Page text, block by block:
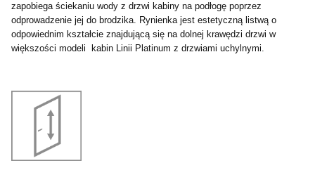
zapobiega ściekaniu wody z drzwi kabiny na podłogę poprzez
odprowadzenie jej do brodzika. Rynienka jest estetyczną listwą o
odpowiednim kształcie znajdującą się na dolnej krawędzi drzwi w
większości modeli kabin Linii Platinum z drzwiami uchylnymi.